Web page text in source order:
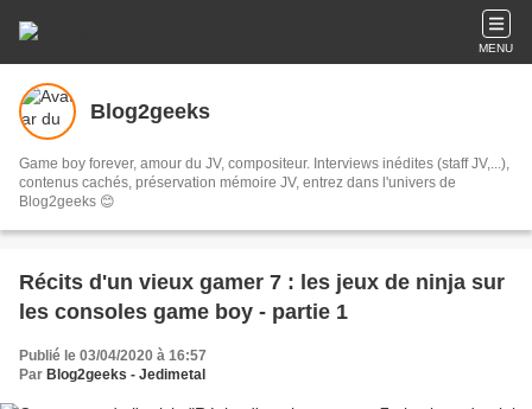
MENU
Blog2geeks
Game boy forever, amour du JV, compositeur. Interviews inédites (staff JV,...),
contenus cachés, préservation mémoire JV, entrez dans l'univers de
Blog2geeks 😊
Récits d'un vieux gamer 7 : les jeux de ninja sur
les consoles game boy - partie 1
Publié le 03/04/2020 à 16:57
Par Blog2geeks - Jedimetal